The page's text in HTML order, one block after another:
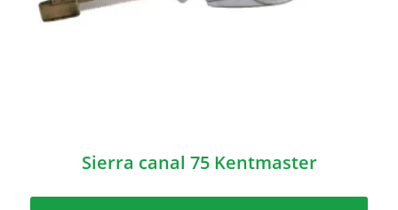
Sierra canal 75 Kentmaster